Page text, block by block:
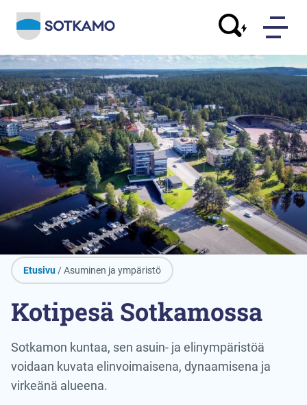
Etusivu/ Asuminen ja ympäristö
Kotipesä Sotkamossa
Sotkamon kuntaa, sen asuin- ja elinympäristöä
voidaan kuvata elinvoimaisena, dynaamisena ja
virkeänä alueena.